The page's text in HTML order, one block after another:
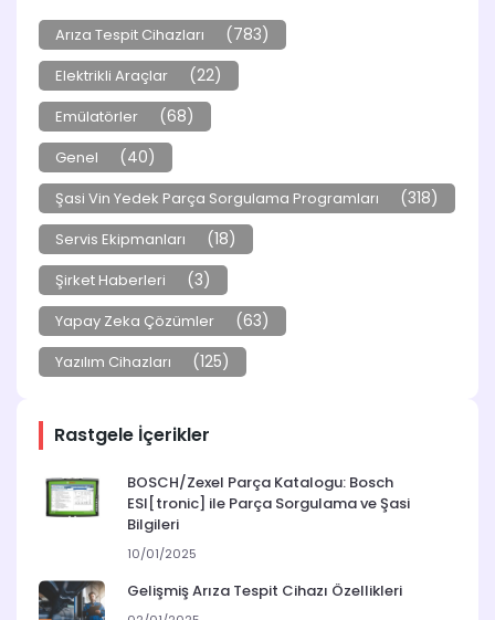
Arıza Tespit Cihazları (783)
Elektrikli Araçlar (22)
Emülatörler (68)
Genel (40)
Şasi Vin Yedek Parça Sorgulama Programları (318)
Servis Ekipmanları (18)
Şirket Haberleri (3)
Yapay Zeka Çözümler (63)
Yazılım Cihazları (125)
Rastgele İçerikler
BOSCH/Zexel Parça Katalogu: Bosch
ESI[tronic] ile Parça Sorgulama ve Şasi
Bilgileri
10/01/2025
Gelişmiş Arıza Tespit Cihazı Özellikleri